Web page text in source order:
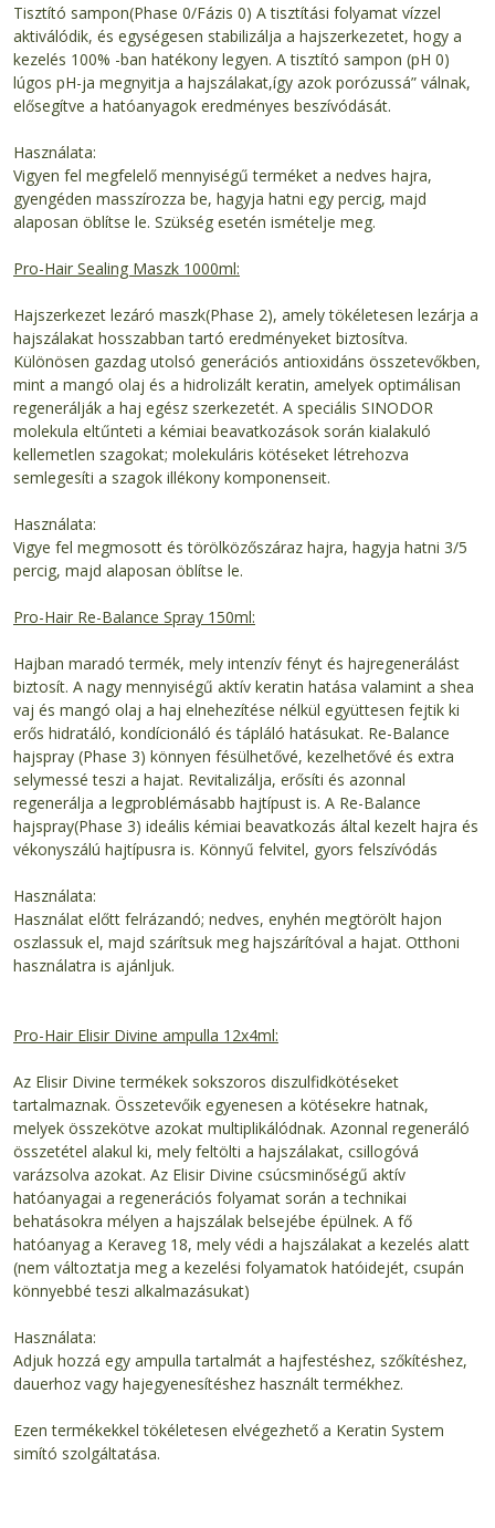
Tisztító sampon(Phase 0/Fázis 0) A tisztítási folyamat vízzel
aktiválódik, és egységesen stabilizálja a hajszerkezetet, hogy a
kezelés 100% -ban hatékony legyen. A tisztító sampon (pH 0)
lúgos pH-ja megnyitja a hajszálakat,így azok porózussá” válnak,
elősegítve a hatóanyagok eredményes beszívódását.
Használata:
Vigyen fel megfelelő mennyiségű terméket a nedves hajra,
gyengéden masszírozza be, hagyja hatni egy percig, majd
alaposan öblítse le. Szükség esetén ismételje meg.
Pro-Hair Sealing Maszk 1000ml:
Hajszerkezet lezáró maszk(Phase 2), amely tökéletesen lezárja a
hajszálakat hosszabban tartó eredményeket biztosítva.
Különösen gazdag utolsó generációs antioxidáns összetevőkben,
mint a mangó olaj és a hidrolizált keratin, amelyek optimálisan
regenerálják a haj egész szerkezetét. A speciális SINODOR
molekula eltűnteti a kémiai beavatkozások során kialakuló
kellemetlen szagokat; molekuláris kötéseket létrehozva
semlegesíti a szagok illékony komponenseit.
Használata:
Vigye fel megmosott és törölközőszáraz hajra, hagyja hatni 3/5
percig, majd alaposan öblítse le.
Pro-Hair Re-Balance Spray 150ml:
Hajban maradó termék, mely intenzív fényt és hajregenerálást
biztosít. A nagy mennyiségű aktív keratin hatása valamint a shea
vaj és mangó olaj a haj elnehezítése nélkül együttesen fejtik ki
erős hidratáló, kondícionáló és tápláló hatásukat. Re-Balance
hajspray (Phase 3) könnyen fésülhetővé, kezelhetővé és extra
selymessé teszi a hajat. Revitalizálja, erősíti és azonnal
regenerálja a legproblémásabb hajtípust is. A Re-Balance
hajspray(Phase 3) ideális kémiai beavatkozás által kezelt hajra és
vékonyszálú hajtípusra is. Könnyű felvitel, gyors felszívódás
Használata:
Használat előtt felrázandó; nedves, enyhén megtörölt hajon
oszlassuk el, majd szárítsuk meg hajszárítóval a hajat. Otthoni
használatra is ajánljuk.
Pro-Hair Elisir Divine ampulla 12x4ml:
Az Elisir Divine termékek sokszoros diszulfidkötéseket
tartalmaznak. Összetevőik egyenesen a kötésekre hatnak,
melyek összekötve azokat multiplikálódnak. Azonnal regeneráló
összetétel alakul ki, mely feltölti a hajszálakat, csillogóvá
varázsolva azokat. Az Elisir Divine csúcsminőségű aktív
hatóanyagai a regenerációs folyamat során a technikai
behatásokra mélyen a hajszálak belsejébe épülnek. A fő
hatóanyag a Keraveg 18, mely védi a hajszálakat a kezelés alatt
(nem változtatja meg a kezelési folyamatok hatóidejét, csupán
könnyebbé teszi alkalmazásukat)
Használata:
Adjuk hozzá egy ampulla tartalmát a hajfestéshez, szőkítéshez,
dauerhoz vagy hajegyenesítéshez használt termékhez.
Ezen termékekkel tökéletesen elvégezhető a Keratin System
simító szolgáltatása.